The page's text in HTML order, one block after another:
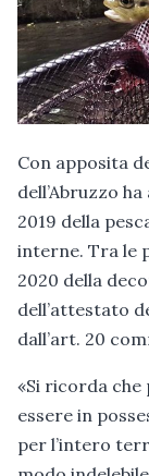
Con apposita
dell’Abruzzo
2019 della
interne. Tra le
2020 della
dell’attestato
dall’art. 20
«Si ricorda
essere in
per l’intero